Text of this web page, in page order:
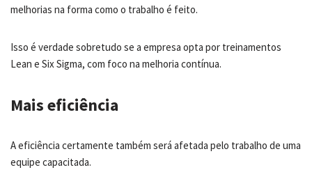
melhorias na forma como o trabalho é feito.
Isso é verdade sobretudo se a empresa opta por treinamentos
Lean e Six Sigma, com foco na melhoria contínua.
Mais eficiência
A eficiência certamente também será afetada pelo trabalho de uma
equipe capacitada.